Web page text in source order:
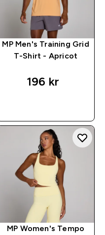
MP Men's Training Grid
T-Shirt - Apricot
196 kr‎
MP Women's Tempo